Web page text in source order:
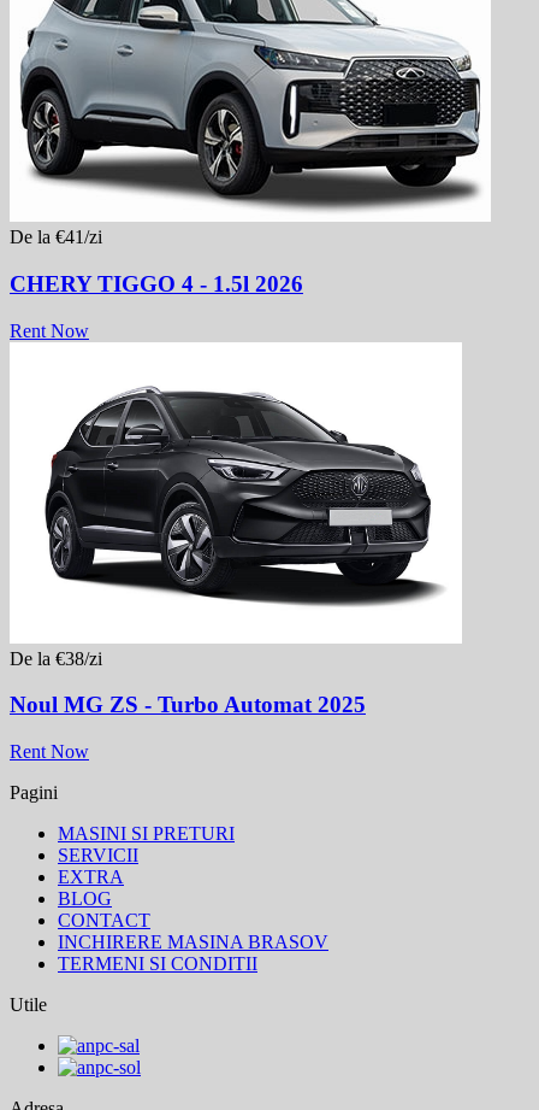
De la €41/zi
CHERY TIGGO 4 - 1.5l 2026
Rent Now
De la €38/zi
Noul MG ZS - Turbo Automat 2025
Rent Now
Pagini
MASINI SI PRETURI
SERVICII
EXTRA
BLOG
CONTACT
INCHIRERE MASINA BRASOV
TERMENI SI CONDITII
Utile